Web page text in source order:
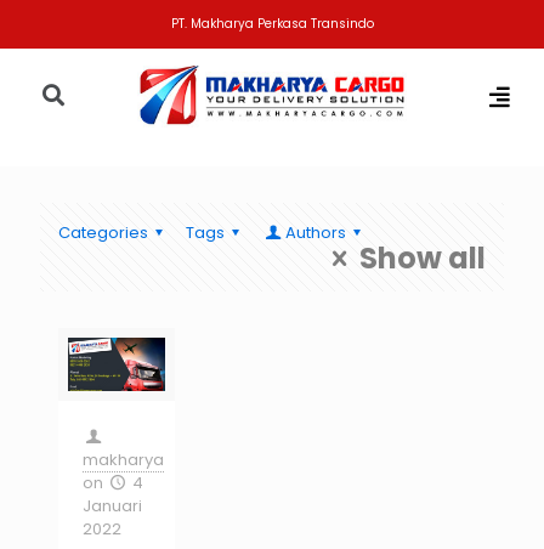
PT. Makharya Perkasa Transindo
Categories Tags Authors
Show all
makharya
on
4
Januari
2022